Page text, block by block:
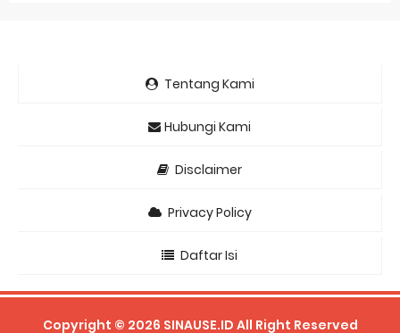
Tentang Kami
Hubungi Kami
Disclaimer
Privacy Policy
Daftar Isi
Copyright © 2026 SINAUSE.ID All Right Reserved